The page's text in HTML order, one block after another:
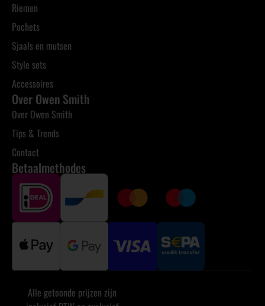
Riemen
Pochets
Sjaals en mutsen
Style sets
Accessoires
Over Owen Smith
Over Owen Smith
Tips & Trends
Contact
Betaalmethodes
Alle getoonde prijzen zijn